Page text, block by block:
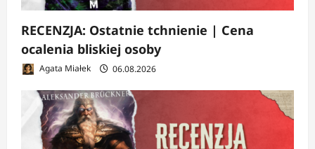
RECENZJA: Ostatnie tchnienie | Cena
ocalenia bliskiej osoby
Agata Miałek 06.08.2026